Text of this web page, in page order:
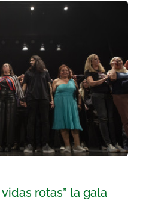
rotas” la gala